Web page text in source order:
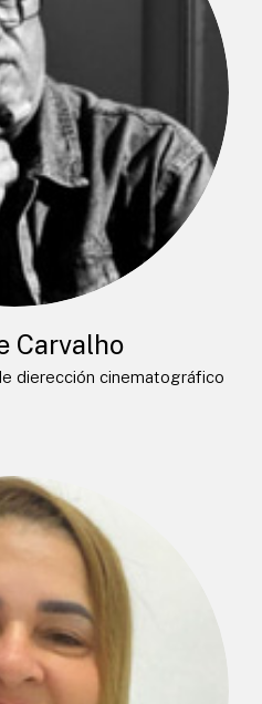
Carvalho
dierección cinematográfico